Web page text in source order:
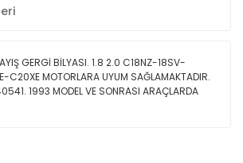
GERGİ BİLYASI. 1.8 2.0 C18NZ-18SV-
MOTORLARA UYUM SAĞLAMAKTADIR.
1993 MODEL VE SONRASI ARAÇLARDA